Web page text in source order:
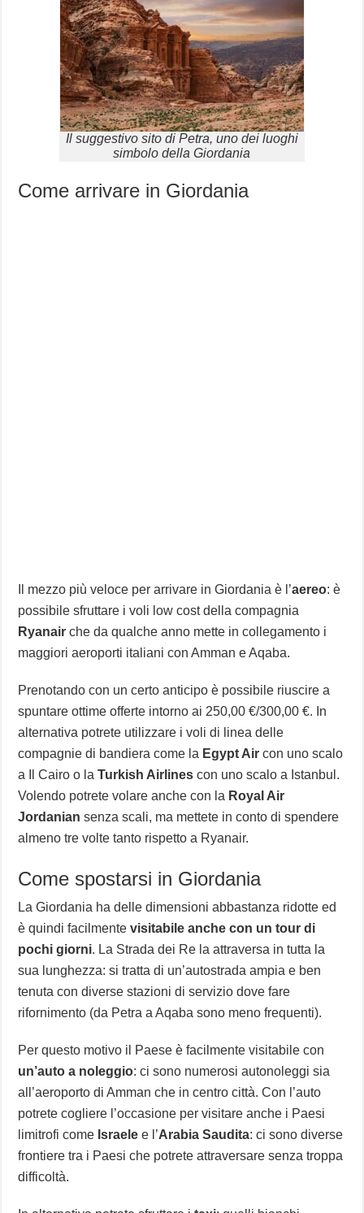
Il suggestivo sito di Petra, uno dei luoghi
simbolo della Giordania
Come arrivare in Giordania
Il mezzo più veloce per arrivare in Giordania è l’aereo: è
possibile sfruttare i voli low cost della compagnia
Ryanair che da qualche anno mette in collegamento i
maggiori aeroporti italiani con Amman e Aqaba.
Prenotando con un certo anticipo è possibile riuscire a
spuntare ottime offerte intorno ai 250,00 €/300,00 €. In
alternativa potrete utilizzare i voli di linea delle
compagnie di bandiera come la Egypt Air con uno scalo
a Il Cairo o laTurkish Airlines con uno scalo a Istanbul.
Volendo potrete volare anche con la Royal Air
Jordanian senza scali, ma mettete in conto di spendere
almeno tre volte tanto rispetto a Ryanair.
Come spostarsi in Giordania
La Giordania ha delle dimensioni abbastanza ridotte ed
è quindi facilmentevisitabile anche con un tour di
pochi giorni. La Strada dei Re la attraversa in tutta la
sua lunghezza: si tratta di un’autostrada ampia e ben
tenuta con diverse stazioni di servizio dove fare
rifornimento (da Petra a Aqaba sono meno frequenti).
Per questo motivo il Paese è facilmente visitabile con
un’auto a noleggio: ci sono numerosi autonoleggi sia
all’aeroporto di Amman che in centro città. Con l’auto
potrete cogliere l’occasione per visitare anche i Paesi
limitrofi come Israele e l’Arabia Saudita: ci sono diverse
frontiere tra i Paesi che potrete attraversare senza troppa
difficoltà.